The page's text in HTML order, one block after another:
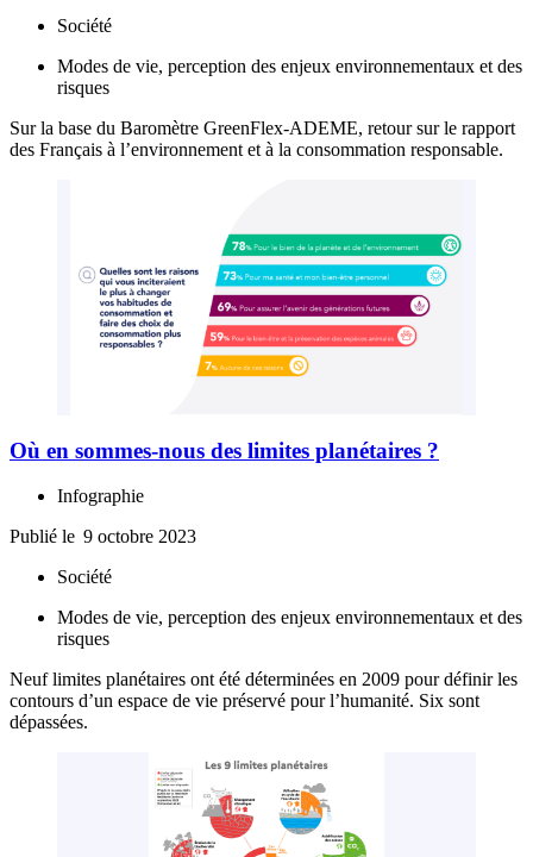
Société
Modes de vie, perception des enjeux environnementaux et des
risques
Sur la base du Baromètre GreenFlex-ADEME, retour sur le rapport
des Français à l’environnement et à la consommation responsable.
Où en sommes-nous des limites planétaires ?
Infographie
Publié le 9 octobre 2023
Société
Modes de vie, perception des enjeux environnementaux et des
risques
Neuf limites planétaires ont été déterminées en 2009 pour définir les
contours d’un espace de vie préservé pour l’humanité. Six sont
dépassées.